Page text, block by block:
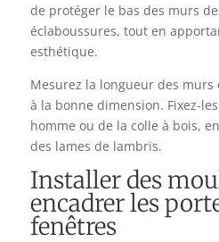
de protéger le bas des murs
éclaboussures, tout en
esthétique.
Mesurez la longueur des
à la bonne dimension. Fixez-
homme ou de la colle à bois,
des lames de lambris.
Installer des
encadrer les
fenêtres